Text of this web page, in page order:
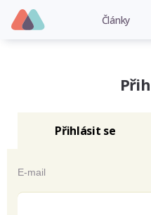
Články
Přihlásit se
E-mail